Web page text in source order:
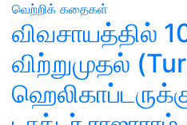
வெற்றிக் கதைகள்
விவசாயத்தில்
விற்றுமுதல்